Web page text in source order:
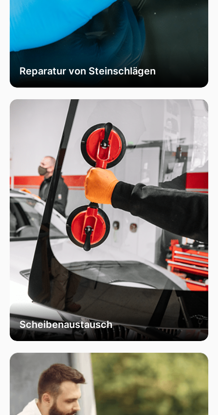
Reparatur von Steinschlägen
Sicherheit Ihrer Fahrzeugscheibe zu
gewährleisten. Vermeiden Sie größere Risse und
Schäden durch unser spezialisiertes Verfahren,
das die Integrität Ihrer Scheibe effektiv
wiederherstellt.
Scheibenaustausch
Bei uns erhalten Sie einen fachgerechten
Fahrzeugscheiben. Wir verwenden
ausschließlich hochwertiges Autoglas, das
speziell für Ihr Fahrzeugmodell geeignet ist, um
optimale Sicht und Sicherheit zu garantieren.